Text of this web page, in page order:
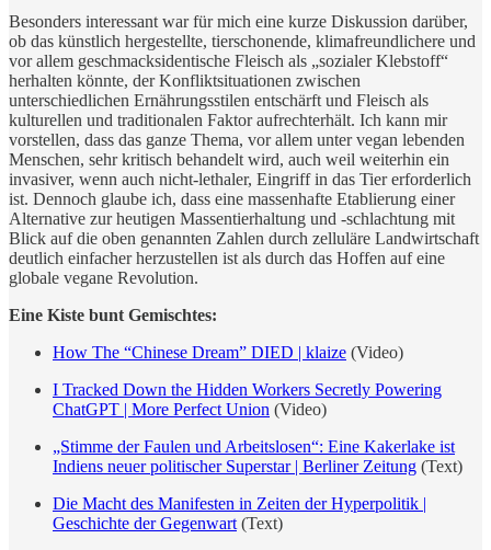
Besonders interessant war für mich eine kurze Diskussion darüber,
ob das künstlich hergestellte, tierschonende, klimafreundlichere und
vor allem geschmacksidentische Fleisch als „sozialer Klebstoff“
herhalten könnte, der Konfliktsituationen zwischen
unterschiedlichen Ernährungsstilen entschärft und Fleisch als
kulturellen und traditionalen Faktor aufrechterhält. Ich kann mir
vorstellen, dass das ganze Thema, vor allem unter vegan lebenden
Menschen, sehr kritisch behandelt wird, auch weil weiterhin ein
invasiver, wenn auch nicht-lethaler, Eingriff in das Tier erforderlich
ist. Dennoch glaube ich, dass eine massenhafte Etablierung einer
Alternative zur heutigen Massentierhaltung und -schlachtung mit
Blick auf die oben genannten Zahlen durch zelluläre Landwirtschaft
deutlich einfacher herzustellen ist als durch das Hoffen auf eine
globale vegane Revolution.
Eine Kiste bunt Gemischtes:
How The “Chinese Dream” DIED | klaize (Video)
I Tracked Down the Hidden Workers Secretly Powering
ChatGPT | More Perfect Union (Video)
„Stimme der Faulen und Arbeitslosen“: Eine Kakerlake ist
Indiens neuer politischer Superstar | Berliner Zeitung (Text)
Die Macht des Manifesten in Zeiten der Hyperpolitik |
Geschichte der Gegenwart (Text)